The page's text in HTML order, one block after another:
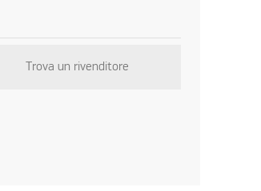
Trova un rivenditore